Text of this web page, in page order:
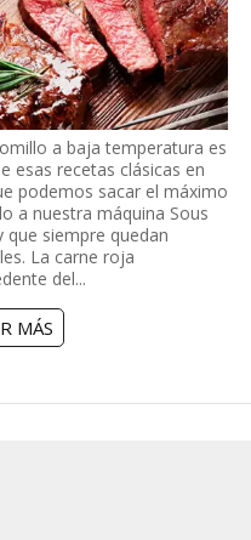
a baja temperatura es
esas recetas clásicas en
podemos sacar el máximo
a nuestra máquina Sous
que siempre quedan
La carne roja
del...
MÁS